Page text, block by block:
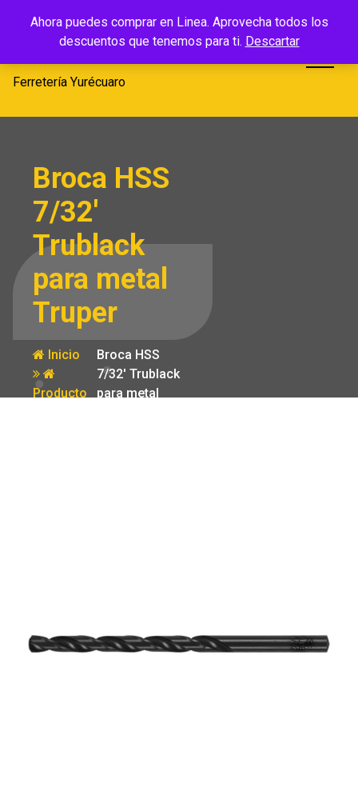
Ahora puedes comprar en Linea. Aprovecha todos los
descuentos que tenemos para ti. Descartar
Ferretería
Yurécuaro
Ferretería Yurécuaro
Broca HSS
7/32′
Trublack
para metal
Truper
Inicio
Producto
Broca HSS
7/32′ Trublack
para metal